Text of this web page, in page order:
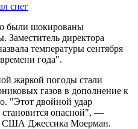
снег
были шокированы
Заместитель директора
температуры сентября
года".
жаркой погоды стали
газов в дополнение к
"Этот двойной удар
становится опасной", —
США Джессика Моерман.